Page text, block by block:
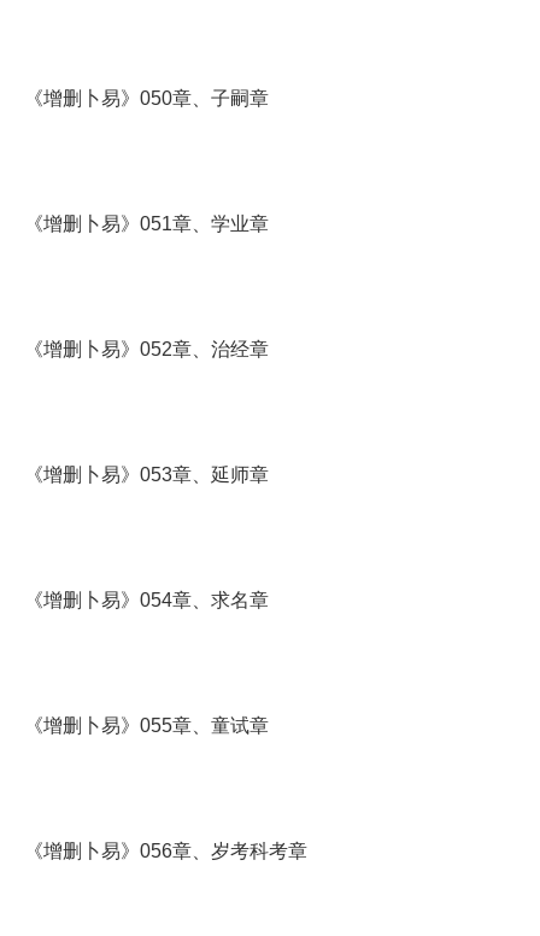
《增删卜易》050章、子嗣章
《增删卜易》051章、学业章
《增删卜易》052章、治经章
《增删卜易》053章、延师章
《增删卜易》054章、求名章
《增删卜易》055章、童试章
《增删卜易》056章、岁考科考章